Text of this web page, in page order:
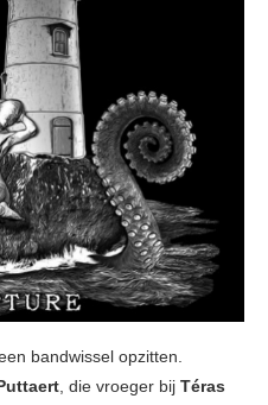
bandwissel opzitten.
, die vroeger bij Téras